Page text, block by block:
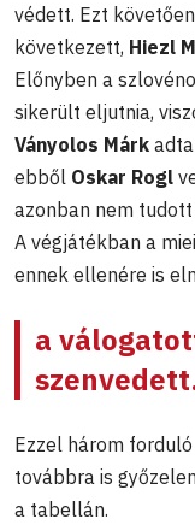
védett. Ezt
következett, Hiezl
Előnyben a
sikerült eljutnia,
Ványolos Márk
ebből Oskar Rogl
azonban nem
A végjátékban a
ennek ellenére is
a
Ezzel három
továbbra is
a tabellán.